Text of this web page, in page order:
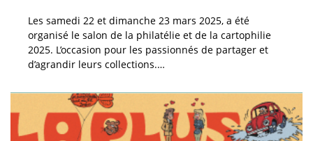
Les samedi 22 et dimanche 23 mars 2025, a été
organisé le salon de la philatélie et de la cartophilie
2025. L’occasion pour les passionnés de partager et
d’agrandir leurs collections.…